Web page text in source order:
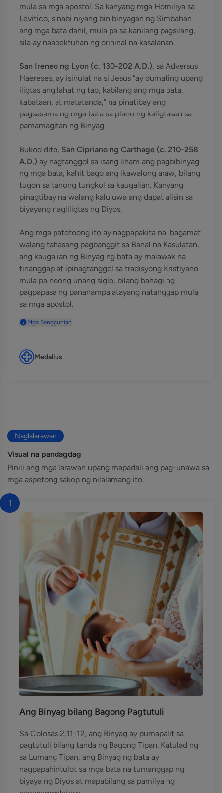
mula sa mga apostol. Sa kanyang mga Homiliya sa
Levitico, sinabi niyang binibinyagan ng Simbahan
ang mga bata dahil, mula pa sa kanilang pagsilang,
sila ay naapektuhan ng orihinal na kasalanan.
San Ireneo ng Lyon (c. 130-202 A.D.), sa Adversus
Haereses, ay isinulat na si Jesus “ay dumating upang
iligtas ang lahat ng tao, kabilang ang mga bata,
kabataan, at matatanda,” na pinatibay ang
pagsasama ng mga bata sa plano ng kaligtasan sa
pamamagitan ng Binyag.
Bukod dito, San Cipriano ng Carthage (c. 210-258
A.D.) ay nagtanggol sa isang liham ang pagbibinyag
ng mga bata, kahit bago ang ikawalong araw, bilang
tugon sa tanong tungkol sa kaugalian. Kanyang
pinagtibay na walang kaluluwa ang dapat alisin sa
biyayang nagliligtas ng Diyos.
Ang mga patotoong ito ay nagpapakita na, bagamat
walang tahasang pagbanggit sa Banal na Kasulatan,
ang kaugalian ng Binyag ng bata ay malawak na
tinanggap at ipinagtanggol sa tradisyong Kristiyano
mula pa noong unang siglo, bilang bahagi ng
pagpapasa ng pananampalatayang natanggap mula
sa mga apostol.
Mga Sanggunian
Medalius
Naglalarawan
Visual na pandagdag
Pinili ang mga larawan upang mapadali ang pag-unawa sa
mga aspetong sakop ng nilalamang ito.
Ang Binyag bilang Bagong Pagtutuli
Sa Colosas 2,11-12, ang Binyag ay pumapalit sa
pagtutuli bilang tanda ng Bagong Tipan. Katulad ng
sa Lumang Tipan, ang Binyag ng bata ay
nagpapahintulot sa mga bata na tumanggap ng
biyaya ng Diyos at mapabilang sa pamilya ng
1